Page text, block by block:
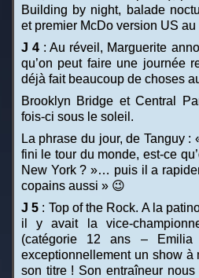
Building by night, balade
et premier McDo version US
J 4: Au réveil, Marguerite
qu’on peut faire une journée
déjà fait beaucoup de choses
Brooklyn Bridge et Central
fois-ci sous le soleil.
La phrase du jour, de Tanguy :
fini le tour du monde, est-ce
New York ? »… puis il a
copains aussi » 😉
J 5 : Top of the Rock. A la
il y avait la vice-
(catégorie 12 ans – Emilia
exceptionnellement un show à
son titre ! Son entraîneur